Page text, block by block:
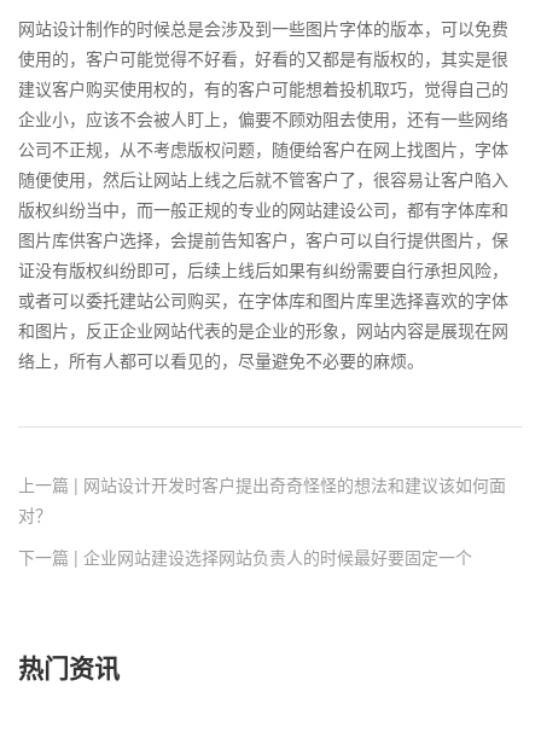
网站设计制作的时候总是会涉及到一些图片字体的版本，可以免费
使用的，客户可能觉得不好看，好看的又都是有版权的，其实是很
建议客户购买使用权的，有的客户可能想着投机取巧，觉得自己的
企业小，应该不会被人盯上，偏要不顾劝阻去使用，还有一些网络
公司不正规，从不考虑版权问题，随便给客户在网上找图片，字体
随便使用，然后让网站上线之后就不管客户了，很容易让客户陷入
版权纠纷当中，而一般正规的专业的网站建设公司，都有字体库和
图片库供客户选择，会提前告知客户，客户可以自行提供图片，保
证没有版权纠纷即可，后续上线后如果有纠纷需要自行承担风险，
或者可以委托建站公司购买，在字体库和图片库里选择喜欢的字体
和图片，反正企业网站代表的是企业的形象，网站内容是展现在网
络上，所有人都可以看见的，尽量避免不必要的麻烦。
上一篇 | 网站设计开发时客户提出奇奇怪怪的想法和建议该如何面
对？
下一篇 | 企业网站建设选择网站负责人的时候最好要固定一个
热门资讯